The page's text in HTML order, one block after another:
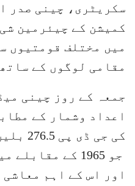
سکریٹری، چینی صدر
کمیشن کے چیئرمین
میں مختلف قومتیوں
مقامی لوگوں کے
جمعہ کے روز چینی
کی جی
اور اس کے اہم